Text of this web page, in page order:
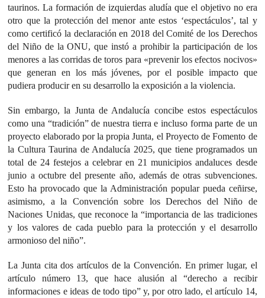
taurinos. La formación de izquierdas aludía que el objetivo no era
otro que la protección del menor ante estos ‘espectáculos’, tal y
como certificó la declaración en 2018 del Comité de los Derechos
del Niño de la ONU, que instó a prohibir la participación de los
menores a las corridas de toros para «prevenir los efectos nocivos»
que generan en los más jóvenes, por el posible impacto que
pudiera producir en su desarrollo la exposición a la violencia.
Sin embargo, la Junta de Andalucía concibe estos espectáculos
como una “tradición” de nuestra tierra e incluso forma parte de un
proyecto elaborado por la propia Junta, el Proyecto de Fomento de
la Cultura Taurina de Andalucía 2025, que tiene programados un
total de 24 festejos a celebrar en 21 municipios andaluces desde
junio a octubre del presente año, además de otras subvenciones.
Esto ha provocado que la Administración popular pueda ceñirse,
asimismo, a la Convención sobre los Derechos del Niño de
Naciones Unidas, que reconoce la “importancia de las tradiciones
y los valores de cada pueblo para la protección y el desarrollo
armonioso del niño”.
La Junta cita dos artículos de la Convención. En primer lugar, el
artículo número 13, que hace alusión al “derecho a recibir
informaciones e ideas de todo tipo” y, por otro lado, el artículo 14,